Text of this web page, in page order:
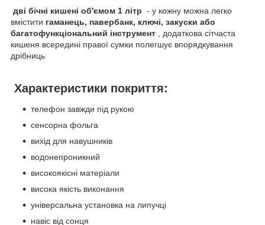
дві бічні кишені об'ємом 1 літр - у кожну можна легко
вмістити гаманець, павербанк, ключі, закуски або
багатофункціональний інструмент , додаткова сітчаста
кишеня всередині правої сумки полегшує впорядкування
дрібниць
Характеристики покриття:
телефон завжди під рукою
сенсорна фольга
вихід для навушників
водонепроникний
високоякісні матеріали
висока якість виконання
універсальна установка на липучці
навіс від сонця